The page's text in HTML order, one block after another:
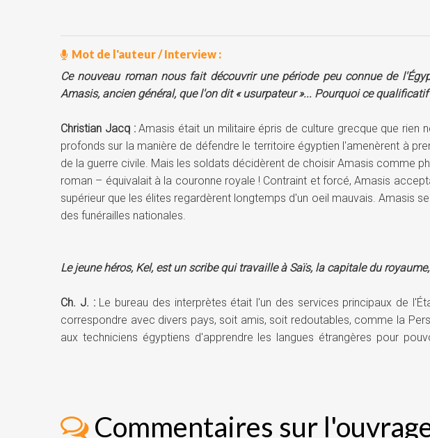
Mot de l'auteur / Interview :
Ce nouveau roman nous fait découvrir une période peu connue de
Amasis, ancien général, que l'on dit « usurpateur »... Pourquoi ce
Christian Jacq :Amasis était un militaire épris de culture grecque que rien
profonds sur la manière de défendre le territoire égyptien l'amenèrent à
de la guerre civile. Mais les soldats décidèrent de choisir Amasis comme
roman – équivalait à la couronne royale ! Contraint et forcé, Amasis
supérieur que les élites regardèrent longtemps d'un oeil mauvais. Amasis
des funérailles nationales.
Le jeune héros, Kel, est un scribe qui travaille à Saïs, la capitale du
Ch. J. :Le bureau des interprètes était l'un des services principaux de
correspondre avec divers pays, soit amis, soit redoutables, comme la
aux techniciens égyptiens d'apprendre les langues étrangères pour
changer sa vie. Qui est-elle ?
Commentaires sur